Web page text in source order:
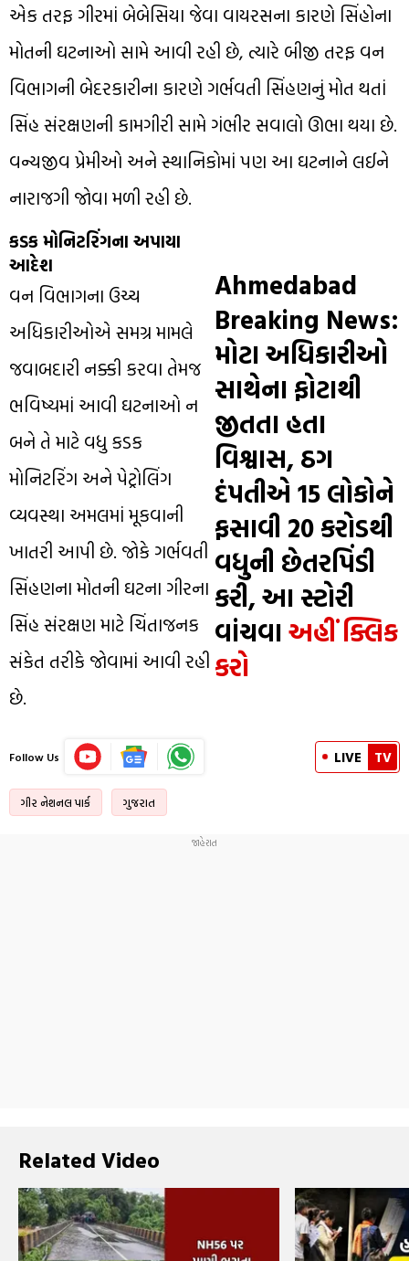
એક તરફ ગીરમાં બેબેસિયા જેવા વાયરસના કારણે સિંહોના
મોતની ઘટનાઓ સામે આવી રહી છે, ત્યારે બીજી તરફ વન
વિભાગની બેદરકારીના કારણે ગર્ભવતી સિંહણનું મોત થતાં
સિંહ સંરક્ષણની કામગીરી સામે ગંભીર સવાલો ઊભા થયા છે.
વન્યજીવ પ્રેમીઓ અને સ્થાનિકોમાં પણ આ ઘટનાને લઈને
નારાજગી જોવા મળી રહી છે.
કડક મોનિટરિંગના અપાયા
આદેશ
વન વિભાગના ઉચ્ચ
અધિકારીઓએ સમગ્ર મામલે
જવાબદારી નક્કી કરવા તેમજ
ભવિષ્યમાં આવી ઘટનાઓ ન
બને તે માટે વધુ કડક
મોનિટરિંગ અને પેટ્રોલિંગ
વ્યવસ્થા અમલમાં મૂકવાની
ખાતરી આપી છે. જોકે ગર્ભવતી
સિંહણના મોતની ઘટના ગીરના
સિંહ સંરક્ષણ માટે ચિંતાજનક
સંકેત તરીકે જોવામાં આવી રહી
છે.
Ahmedabad
Breaking News:
મોટા અધિકારીઓ
સાથેના ફોટાથી
જીતતા હતા
વિશ્વાસ, ઠગ
દંપતીએ 15 લોકોને
ફસાવી ₹20 કરોડથી
વધુની છેતરપિંડી
કરી, આ સ્ટોરી
વાંચવાઅહીં ક્લિક
કરો
Follow Us LIVE TV
ગીર નેશનલ પાર્ક ગુજરાત
Related Video